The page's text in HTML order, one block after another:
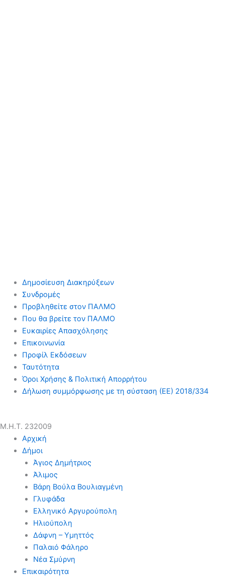
Δημοσίευση Διακηρύξεων
Συνδρομές
Προβληθείτε στον ΠΑΛΜΟ
Που θα βρείτε τον ΠΑΛΜΟ
Ευκαιρίες Απασχόλησης
Επικοινωνία
Προφίλ Εκδόσεων
Ταυτότητα
Όροι Χρήσης & Πολιτική Απορρήτου
Δήλωση συμμόρφωσης με τη σύσταση (ΕΕ) 2018/334
Μ.Η.Τ. 232009
Αρχική
Δήμοι
Άγιος Δημήτριος
Άλιμος
Βάρη Βούλα Βουλιαγμένη
Γλυφάδα
Ελληνικό Αργυρούπολη
Ηλιούπολη
Δάφνη – Υμηττός
Παλαιό Φάληρο
Νέα Σμύρνη
Επικαιρότητα